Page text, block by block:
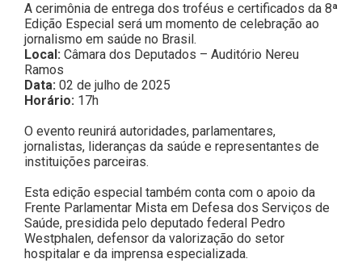
A cerimônia de entrega dos troféus e certificados da 8ª
Edição Especial será um momento de celebração ao
jornalismo em saúde no Brasil.
Local: Câmara dos Deputados – Auditório Nereu
Ramos
Data: 02 de julho de 2025
Horário: 17h
O evento reunirá autoridades, parlamentares,
jornalistas, lideranças da saúde e representantes de
instituições parceiras.
Esta edição especial também conta com o apoio da
Frente Parlamentar Mista em Defesa dos Serviços de
Saúde, presidida pelo deputado federal Pedro
Westphalen, defensor da valorização do setor
hospitalar e da imprensa especializada.